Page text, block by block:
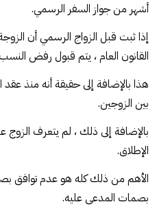
أشهر من جواز السفر الرسمي.
إذا ثبت قبل الزواج الرسمي أن
القانون العام ، يتم قبول رفض
هذا بالإضافة إلى حقيقة أنه منذ
بين الزوجين.
بالإضافة إلى ذلك ، لم يتعرف
الإطلاق.
الأهم من ذلك كله هو عدم توافق
بصمات المدعى عليه.